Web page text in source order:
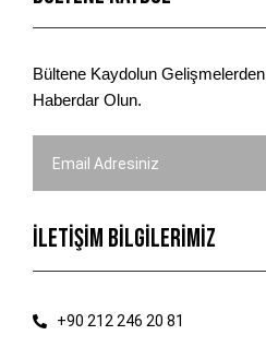
Bültene Kaydolun Gelişmelerden
Haberdar Olun.
İLETİŞİM BİLGİLERİMİZ
+90 212 246 20 81